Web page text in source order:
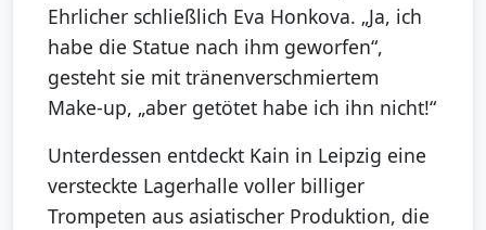
Ehrlicher schließlich Eva Honkova. „Ja, ich
habe die Statue nach ihm geworfen“,
gesteht sie mit tränenverschmiertem
Make-up, „aber getötet habe ich ihn nicht!“
Unterdessen entdeckt Kain in Leipzig eine
versteckte Lagerhalle voller billiger
Trompeten aus asiatischer Produktion, die